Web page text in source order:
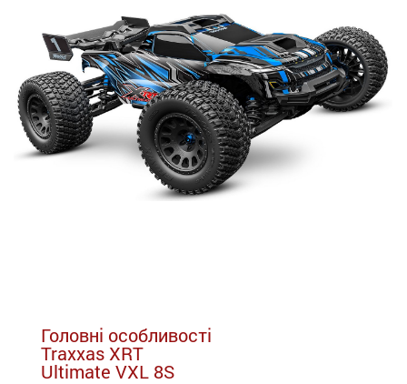
Головні особливості
Traxxas XRT
Ultimate VXL 8S